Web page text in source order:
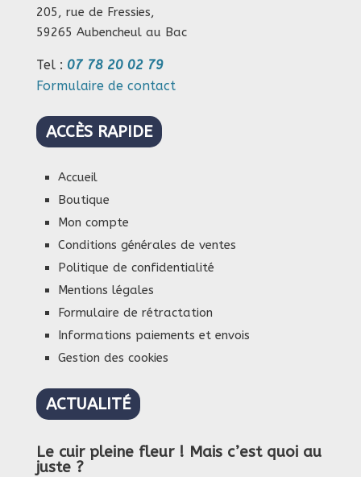
205, rue de Fressies,
59265 Aubencheul au Bac
Tel : 07 78 20 02 79
Formulaire de contact
ACCÈS RAPIDE
Accueil
Boutique
Mon compte
Conditions générales de ventes
Politique de confidentialité
Mentions légales
Formulaire de rétractation
Informations paiements et envois
Gestion des cookies
ACTUALITÉ
Le cuir pleine fleur ! Mais c’est quoi au
juste ?